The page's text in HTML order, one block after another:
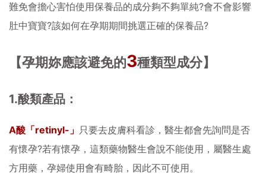
難免會擔心害怕使用保養品的成分夠不夠單純?會不會影響
肚中寶寶?該如何在孕期期間挑選正確的保養品?
【孕期妳應該避免的3種類型成分】
1.酸類產品：
A酸「retinyl-」 只要去皮膚科看診，醫生都會先詢問是否
有懷孕?若有懷孕，這類藥物醫生會說不能使用，屬醫生處
方用藥，孕婦使用會有畸胎，因此不可使用。